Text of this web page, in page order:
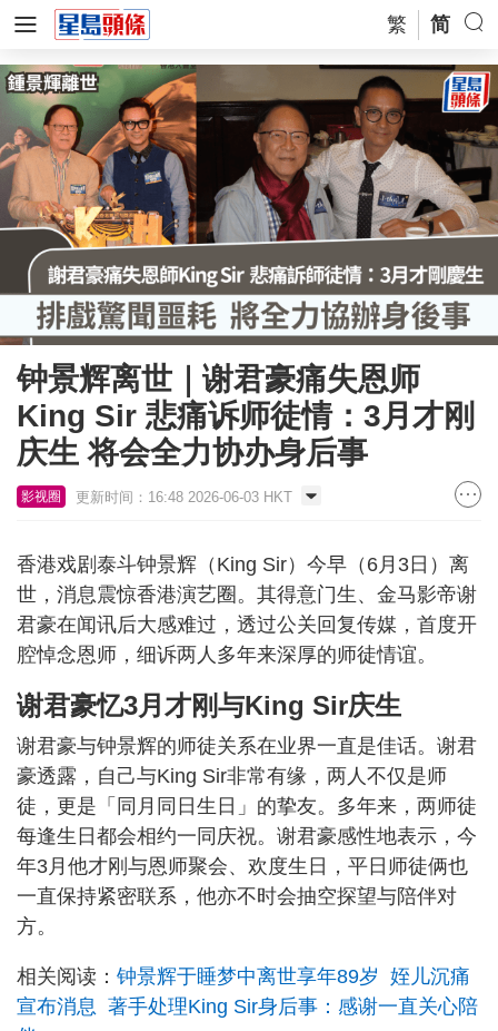
繁 简
钟景辉离世｜谢君豪痛失恩师
King Sir 悲痛诉师徒情：3月才刚
庆生 将会全力协办身后事
影视圈 更新时间：16:48 2026-06-03 HKT
香港戏剧泰斗钟景辉（King Sir）今早（6月3日）离
世，消息震惊香港演艺圈。其得意门生、金马影帝谢
君豪在闻讯后大感难过，透过公关回复传媒，首度开
腔悼念恩师，细诉两人多年来深厚的师徒情谊。
谢君豪忆3月才刚与King Sir庆生
谢君豪与钟景辉的师徒关系在业界一直是佳话。谢君
豪透露，自己与King Sir非常有缘，两人不仅是师
徒，更是「同月同日生日」的挚友。多年来，两师徒
每逢生日都会相约一同庆祝。谢君豪感性地表示，今
年3月他才刚与恩师聚会、欢度生日，平日师徒俩也
一直保持紧密联系，他亦不时会抽空探望与陪伴对
方。
相关阅读： 钟景辉于睡梦中离世享年89岁 姪儿沉痛
宣布消息 著手处理King Sir身后事：感谢一直关心陪